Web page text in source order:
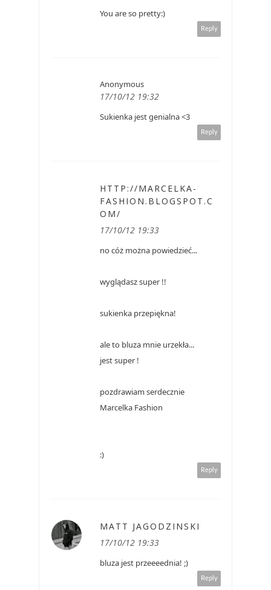
You are so pretty:)
Reply
Anonymous
17/10/12 19:32
Sukienka jest genialna <3
Reply
HTTP://MARCELKA-
FASHION.BLOGSPOT.C
OM/
17/10/12 19:33
no cóż można powiedzieć...
wyglądasz super !!
sukienka przepiękna!
ale to bluza mnie urzekła...
jest super !
pozdrawiam serdecznie
Marcelka Fashion
:)
Reply
MATT JAGODZINSKI
17/10/12 19:33
bluza jest przeeeednia! ;)
Reply